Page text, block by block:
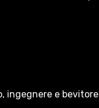
ingegnere e